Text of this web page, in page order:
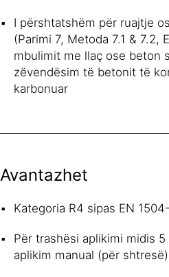
I përshtatshëm për ruajtje
(Parimi 7, Metoda 7.1 & 7.2,
mbulimit me llaç ose beton
zëvendësim të betonit të
karbonuar
Avantazhet
Kategoria R4 sipas EN
Për trashësi aplikimi midis
aplikim manual (për shtresë)